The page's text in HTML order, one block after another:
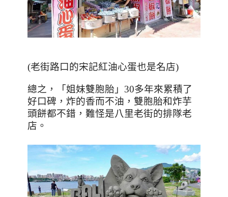
(老街路口的宋記紅油心蛋也是名店)
總之，「姐妹雙胞胎」 30多年來累積了
好口碑，炸的香而不油，雙胞胎和炸芋
頭餅都不錯，難怪是八里老街的排隊老
店。